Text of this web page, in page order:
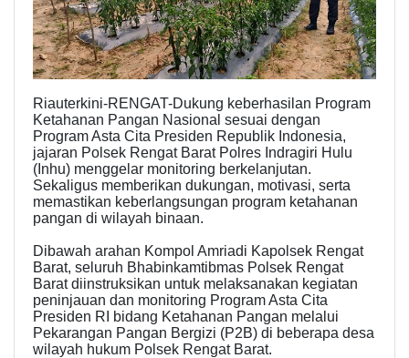
Riauterkini-RENGAT-Dukung keberhasilan Program
Ketahanan Pangan Nasional sesuai dengan
Program Asta Cita Presiden Republik Indonesia,
jajaran Polsek Rengat Barat Polres Indragiri Hulu
(Inhu) menggelar monitoring berkelanjutan.
Sekaligus memberikan dukungan, motivasi, serta
memastikan keberlangsungan program ketahanan
pangan di wilayah binaan.
Dibawah arahan Kompol Amriadi Kapolsek Rengat
Barat, seluruh Bhabinkamtibmas Polsek Rengat
Barat diinstruksikan untuk melaksanakan kegiatan
peninjauan dan monitoring Program Asta Cita
Presiden RI bidang Ketahanan Pangan melalui
Pekarangan Pangan Bergizi (P2B) di beberapa desa
wilayah hukum Polsek Rengat Barat.